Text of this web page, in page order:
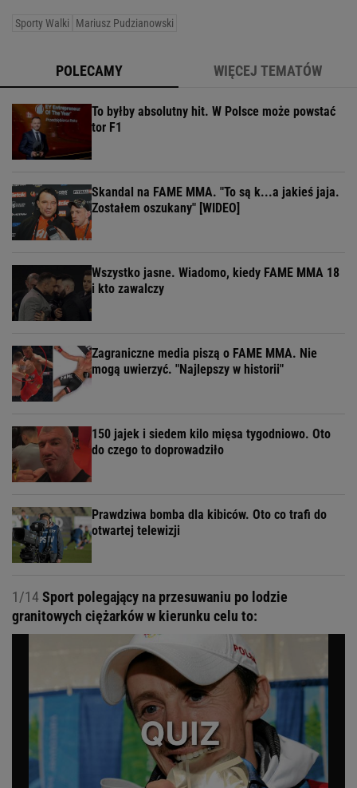
Sporty Walki Mariusz Pudzianowski
POLECAMY WIĘCEJ TEMATÓW
To byłby absolutny hit. W Polsce może powstać
tor F1
Skandal na FAME MMA. "To są k...a jakieś jaja.
Zostałem oszukany" [WIDEO]
Wszystko jasne. Wiadomo, kiedy FAME MMA 18
i kto zawalczy
Zagraniczne media piszą o FAME MMA. Nie
mogą uwierzyć. "Najlepszy w historii"
150 jajek i siedem kilo mięsa tygodniowo. Oto
do czego to doprowadziło
Prawdziwa bomba dla kibiców. Oto co trafi do
otwartej telewizji
1/14Sport polegający na przesuwaniu po lodzie
granitowych ciężarków w kierunku celu to: